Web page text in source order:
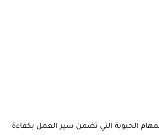
الحيوية التي تضمن سير العمل بكفاءة